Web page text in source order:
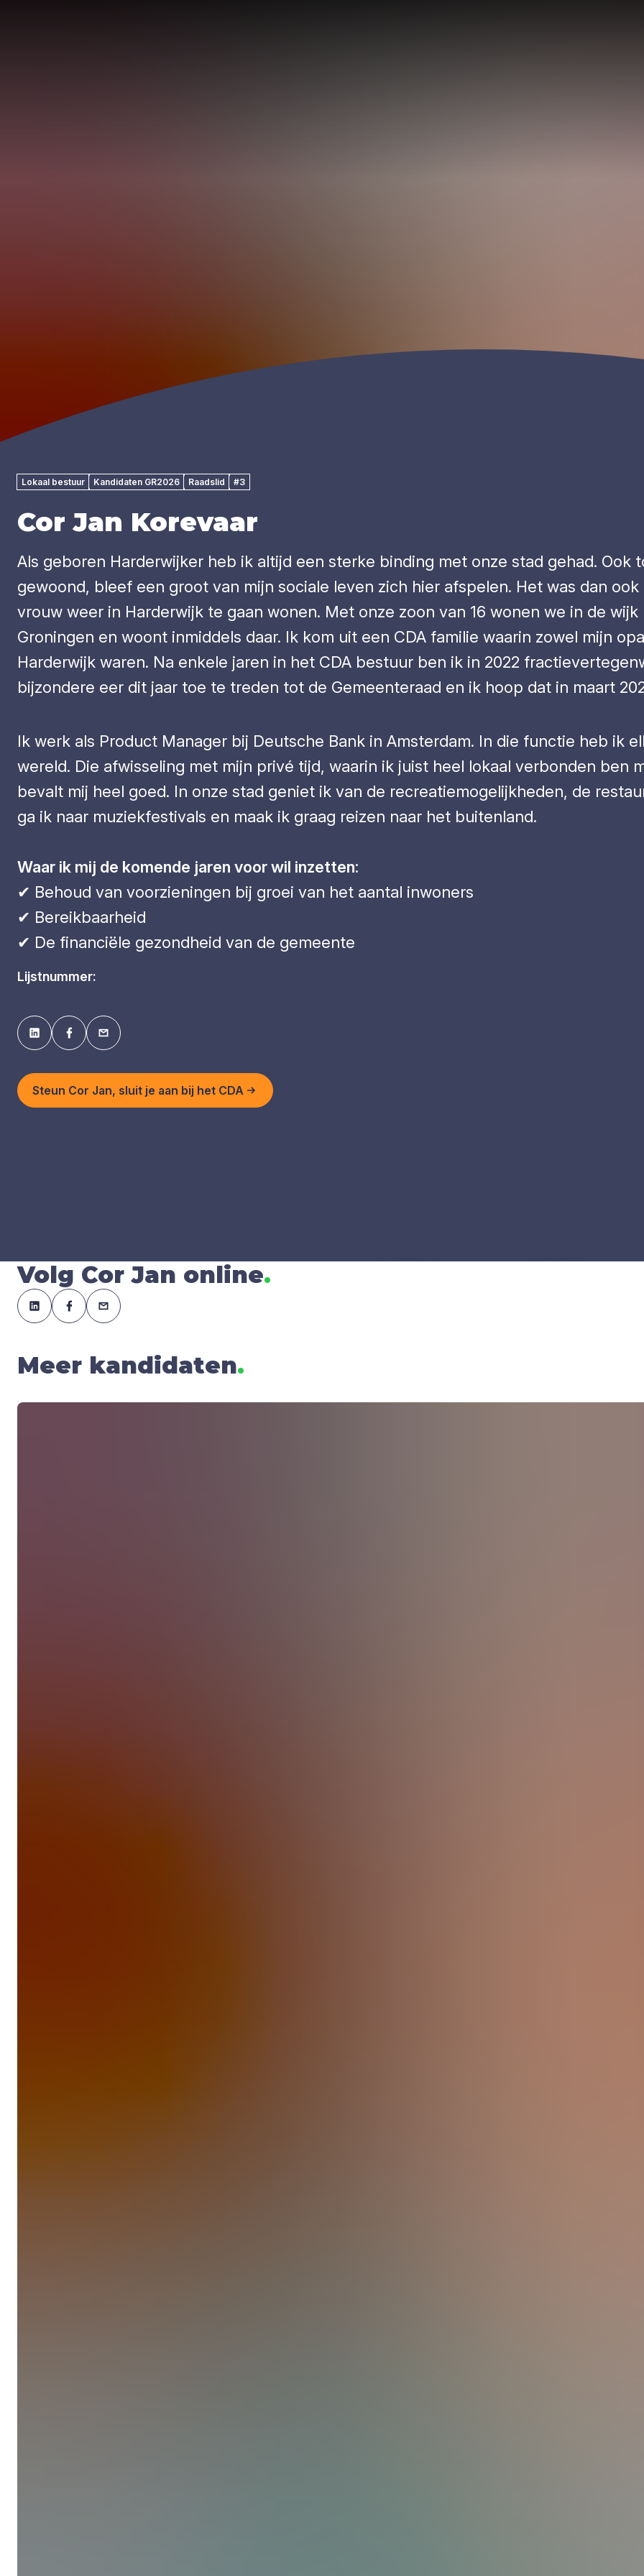
Lokaal bestuur Kandidaten GR2026 Raadslid #3
Cor Jan Korevaar
Als geboren Harderwijker heb ik altijd een sterke binding met onze stad gehad. Ook
gewoond, bleef een groot van mijn sociale leven zich hier afspelen. Het was dan
vrouw weer in Harderwijk te gaan wonen. Met onze zoon van 16 wonen we in de
Groningen en woont inmiddels daar. Ik kom uit een CDA familie waarin zowel mijn
Harderwijk waren. Na enkele jaren in het CDA bestuur ben ik in 2022
bijzondere eer dit jaar toe te treden tot de Gemeenteraad en ik hoop dat in maart
Ik werk als Product Manager bij Deutsche Bank in Amsterdam. In die functie heb ik
wereld. Die afwisseling met mijn privé tijd, waarin ik juist heel lokaal verbonden ben
bevalt mij heel goed. In onze stad geniet ik van de recreatiemogelijkheden, de
ga ik naar muziekfestivals en maak ik graag reizen naar het buitenland.
Waar ik mij de komende jaren voor wil inzetten:
✔ Behoud van voorzieningen bij groei van het aantal inwoners
✔ Bereikbaarheid
✔ De financiële gezondheid van de gemeente
Lijstnummer:
Steun Cor Jan, sluit je aan bij het CDA
Volg Cor Jan online.
Meer kandidaten.